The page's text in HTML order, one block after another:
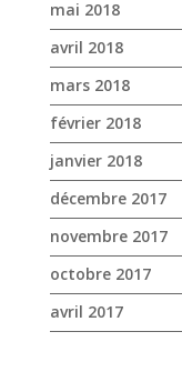
mai 2018
avril 2018
mars 2018
février 2018
janvier 2018
décembre 2017
novembre 2017
octobre 2017
avril 2017